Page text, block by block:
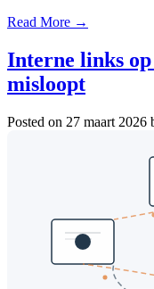
Read More →
Interne links
misloopt
Posted on 27 maart 2026